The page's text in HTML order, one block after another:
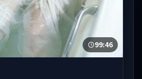
99:46